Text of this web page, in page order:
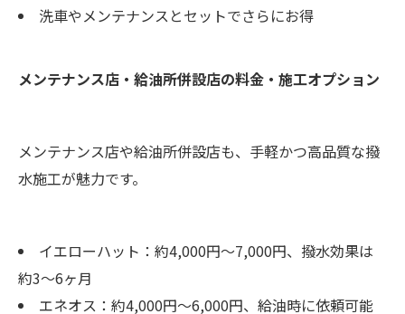
洗車やメンテナンスとセットでさらにお得
メンテナンス店・給油所併設店の料金・施工オプション
メンテナンス店や給油所併設店も、手軽かつ高品質な撥
水施工が魅力です。
イエローハット：約4,000円〜7,000円、撥水効果は
約3〜6ヶ月
エネオス：約4,000円〜6,000円、給油時に依頼可能